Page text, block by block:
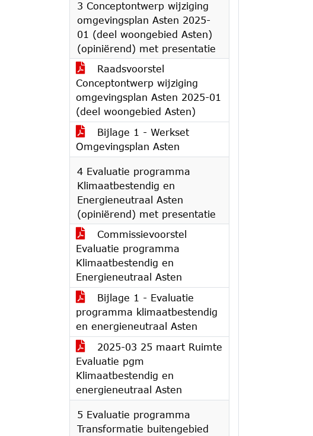
3 Conceptontwerp wijziging
omgevingsplan Asten 2025-
01 (deel woongebied Asten)
(opiniërend) met presentatie
Raadsvoorstel
Conceptontwerp wijziging
omgevingsplan Asten 2025-01
(deel woongebied Asten)
Bijlage 1 - Werkset
Omgevingsplan Asten
4 Evaluatie programma
Klimaatbestendig en
Energieneutraal Asten
(opiniërend) met presentatie
Commissievoorstel
Evaluatie programma
Klimaatbestendig en
Energieneutraal Asten
Bijlage 1 - Evaluatie
programma klimaatbestendig
en energieneutraal Asten
2025-03 25 maart Ruimte
Evaluatie pgm
Klimaatbestendig en
energieneutraal Asten
5 Evaluatie programma
Transformatie buitengebied